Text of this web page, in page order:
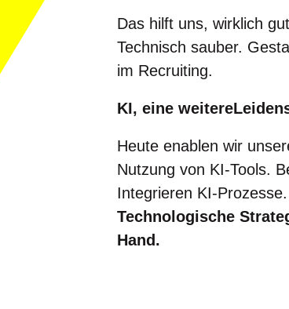
Das hilft uns, wirklich
Technisch sauber.
im Recruiting.
KI, eine
Heute enablen wir
Nutzung von KI-Tools.
Integrieren KI-Prozesse.
Technologische
Hand.